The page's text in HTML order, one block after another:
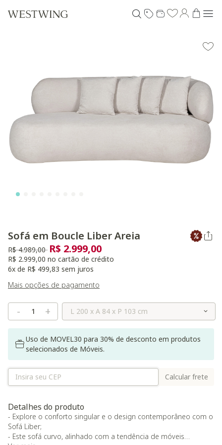
Sofá em Boucle Liber Areia
Preço reduzido de
R$ 4.989,00 para
R$ 2.999,00
R$ 2.999,00 no cartão de crédito
6x de R$ 499,83 sem juros
Mais opções de pagamento
- + Selecione o Tamanho
Uso de MOVEL30 para 30% de desconto em produtos
selecionados de Móveis.
Calcular frete
Detalhes do produto
- Explore o conforto singular e o design contemporâneo com o
Sofá Liber;
- Este sofá curvo, alinhado com a tendência de móveis